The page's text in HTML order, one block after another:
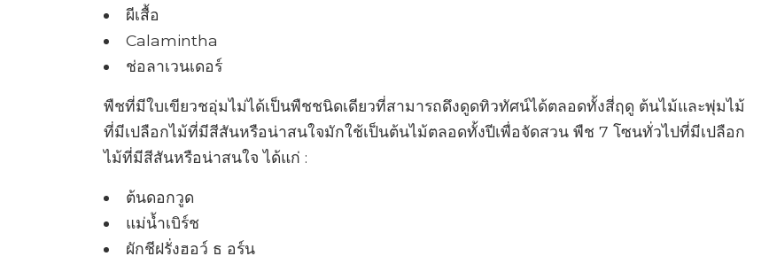
ผีเสื้อ
Calamintha
ช่อลาเวนเดอร์
พืชที่มีใบเขียวชอุ่มไม่ได้เป็นพืชชนิดเดียวที่สามารถดึงดูดทิวทัศน์ได้ตลอดทั้งสี่ฤดู ต้นไม้และพุ่มไม้
ที่มีเปลือกไม้ที่มีสีสันหรือน่าสนใจมักใช้เป็นต้นไม้ตลอดทั้งปีเพื่อจัดสวน พืช 7 โซนทั่วไปที่มีเปลือก
ไม้ที่มีสีสันหรือน่าสนใจ ได้แก่ :
ต้นดอกวูด
แม่น้ำเบิร์ช
ผักชีฝรั่งฮอว์ ธ อร์น